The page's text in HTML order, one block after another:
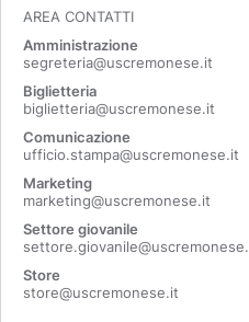
AREA CONTATTI
Amministrazione
segreteria@uscremonese.it
Biglietteria
biglietteria@uscremonese.it
Comunicazione
ufficio.stampa@uscremonese.it
Marketing
marketing@uscremonese.it
Settore giovanile
Store
store@uscremonese.it